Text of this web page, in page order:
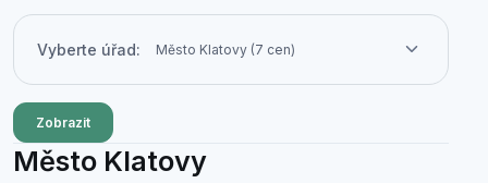
Vyberte úřad:
Zobrazit
Město Klatovy